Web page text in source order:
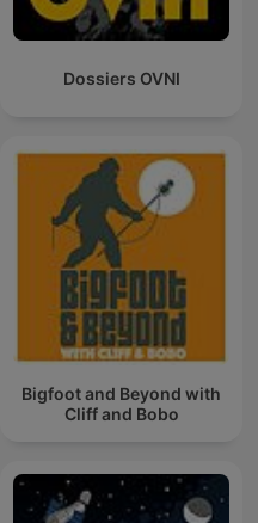
Dossiers OVNI
Bigfoot and Beyond with
Cliff and Bobo